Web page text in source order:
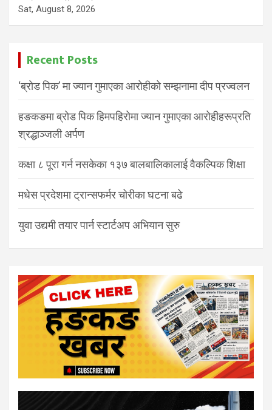
Sat, August 8, 2026
Recent Posts
‘ब्रोड पिक’ मा ज्यान गुमाएका आरोहीको सम्झनामा दीप प्रज्वलन
हङकङमा ब्रोड पिक हिमपहिरोमा ज्यान गुमाएका आरोहीहरूप्रति
श्रद्धाञ्जली अर्पण
कक्षा ८ पूरा गर्न नसकेका १३७ बालबालिकालाई वैकल्पिक शिक्षा
मधेस प्रदेशमा ट्रान्सफर्मर चोरीका घटना बढे
युवा उद्यमी तयार पार्न स्टार्टअप अभियान सुरु